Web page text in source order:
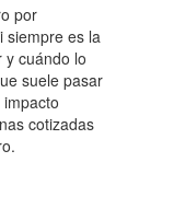
por
siempre es la
y cuándo lo
suele pasar
cotizadas